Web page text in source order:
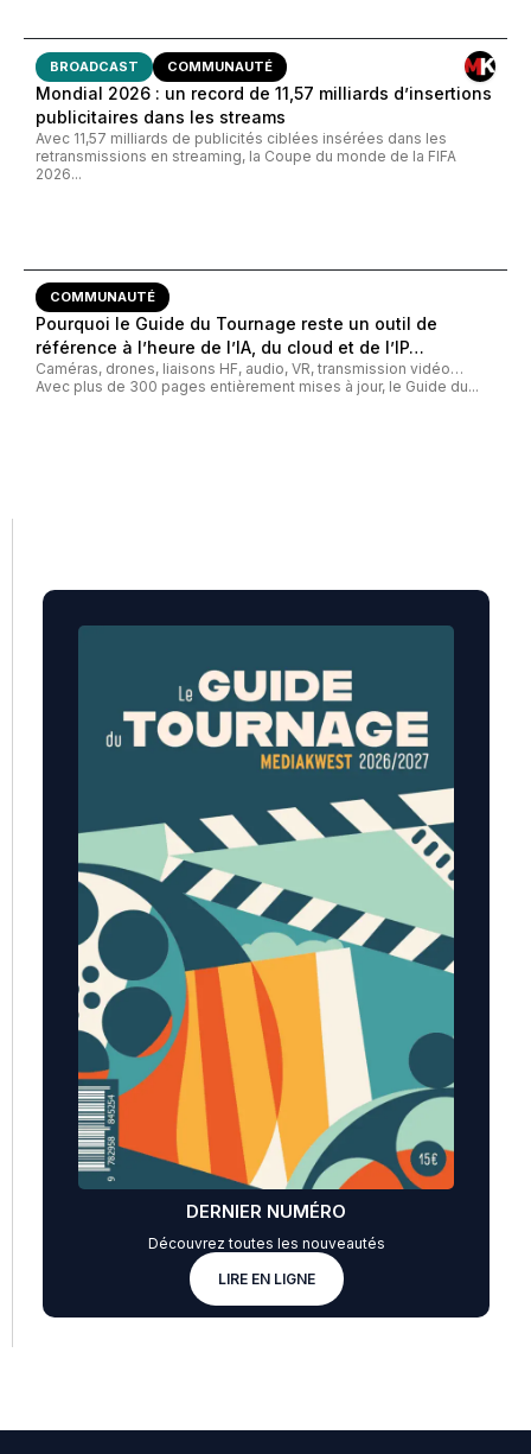
BROADCAST COMMUNAUTÉ
Mondial 2026 : un record de 11,57 milliards d’insertions
publicitaires dans les streams
Avec 11,57 milliards de publicités ciblées insérées dans les
retransmissions en streaming, la Coupe du monde de la FIFA
2026...
COMMUNAUTÉ
Pourquoi le Guide du Tournage reste un outil de
référence à l’heure de l’IA, du cloud et de l’IP…
Caméras, drones, liaisons HF, audio, VR, transmission vidéo…
Avec plus de 300 pages entièrement mises à jour, le Guide du...
DERNIER NUMÉRO
Découvrez toutes les nouveautés
LIRE EN LIGNE